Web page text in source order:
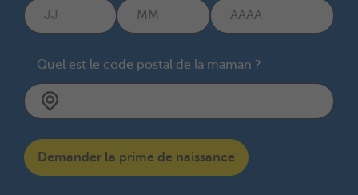
Quel est le code postal de la maman ?
Demander la prime de naissance